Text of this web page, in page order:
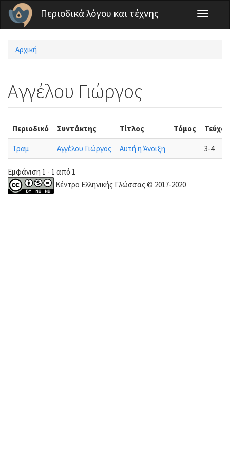
Παράκαμψη προς το κυρίως περιεχόμενο
Περιοδικά λόγου και τέχνης
Toggle
Είστε εδώ
Αρχική
Αγγέλου Γιώργος
Περιοδικό Συντάκτης Τίτλος Τόμος Τεύχος
Τραμ Αγγέλου Γιώργος Αυτή η Άνοιξη 3-4
Εμφάνιση 1 - 1 από 1
Κέντρο Ελληνικής Γλώσσας © 2017-2020